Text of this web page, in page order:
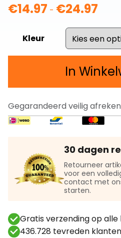
€14.97 - €24.97
tot
Kleur
In
Gegarandeerd veilig
30 dagen
Retourneer
voor een
contact met
starten.
Gratis verzending op
436.728 tevreden